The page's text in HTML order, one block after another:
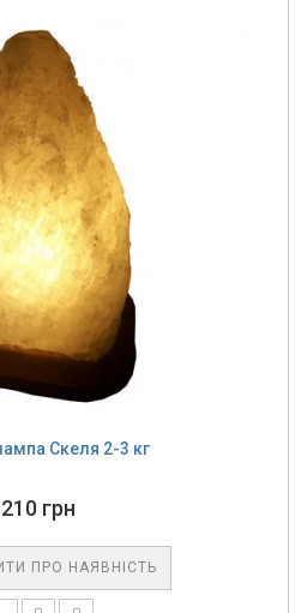
Скеля 2-3 кг
210 грн
ПРО НАЯВНІСТЬ